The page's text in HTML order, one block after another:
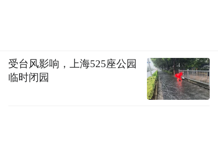
士后，中国美术家协会会员，中国油画学会
会员，山东青年美协主席团成员，山东省油
画学会理事，北京当代中国写意油画研究院
受台风影响，上海525座公园
临时闭园